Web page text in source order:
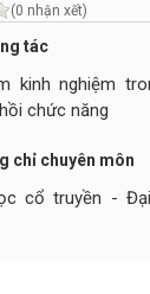
(0 nhận xết)
tác
kinh nghiệm
chức năng
chỉ chuyên môn
cổ truyền - Đại